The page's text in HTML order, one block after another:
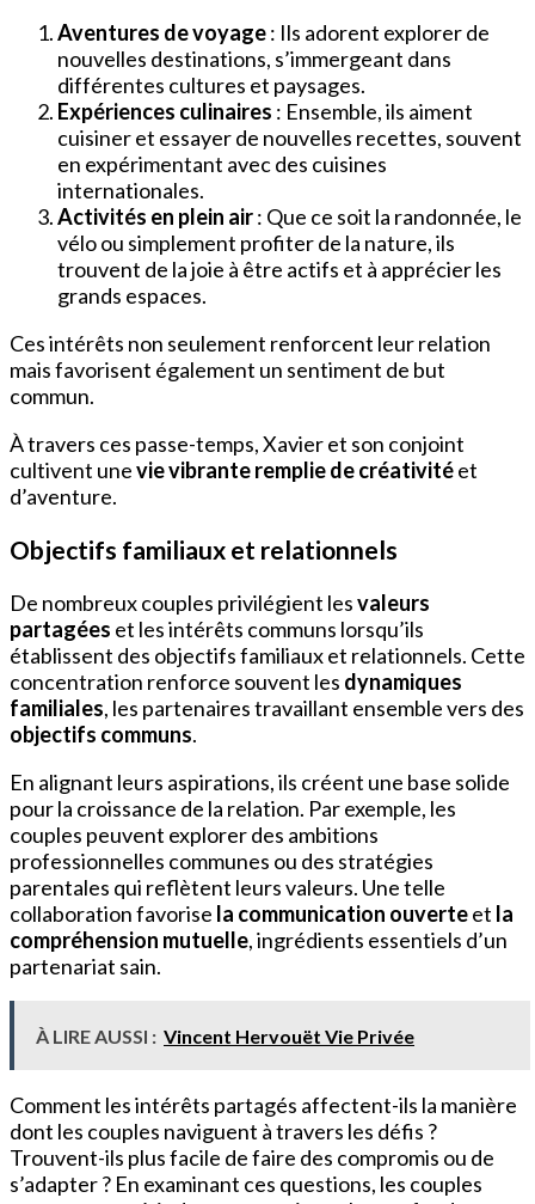
Aventures de voyage: Ils adorent explorer de
nouvelles destinations, s’immergeant dans
différentes cultures et paysages.
Expériences culinaires : Ensemble, ils aiment
cuisiner et essayer de nouvelles recettes, souvent
en expérimentant avec des cuisines
internationales.
Activités en plein air: Que ce soit la randonnée, le
vélo ou simplement profiter de la nature, ils
trouvent de la joie à être actifs et à apprécier les
grands espaces.
Ces intérêts non seulement renforcent leur relation
mais favorisent également un sentiment de but
commun.
À travers ces passe-temps, Xavier et son conjoint
cultivent unevie vibrante remplie de créativitéet
d’aventure.
Objectifs familiaux et relationnels
De nombreux couples privilégient lesvaleurs
partagées et les intérêts communs lorsqu’ils
établissent des objectifs familiaux et relationnels. Cette
concentration renforce souvent les dynamiques
familiales, les partenaires travaillant ensemble vers des
objectifs communs.
En alignant leurs aspirations, ils créent une base solide
pour la croissance de la relation. Par exemple, les
couples peuvent explorer des ambitions
professionnelles communes ou des stratégies
parentales qui reflètent leurs valeurs. Une telle
collaboration favorise la communication ouverteet la
compréhension mutuelle, ingrédients essentiels d’un
partenariat sain.
À LIRE AUSSI : Vincent Hervouët Vie Privée
Comment les intérêts partagés affectent-ils la manière
dont les couples naviguent à travers les défis ?
Trouvent-ils plus facile de faire des compromis ou de
s’adapter ? En examinant ces questions, les couples